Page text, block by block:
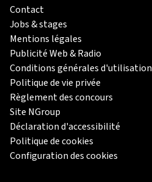
Contact
Jobs & stages
Mentions légales
Publicité Web & Radio
Conditions générales d'utilisation
Politique de vie privée
Règlement des concours
Site NGroup
Déclaration d'accessibilité
Politique de cookies
Configuration des cookies